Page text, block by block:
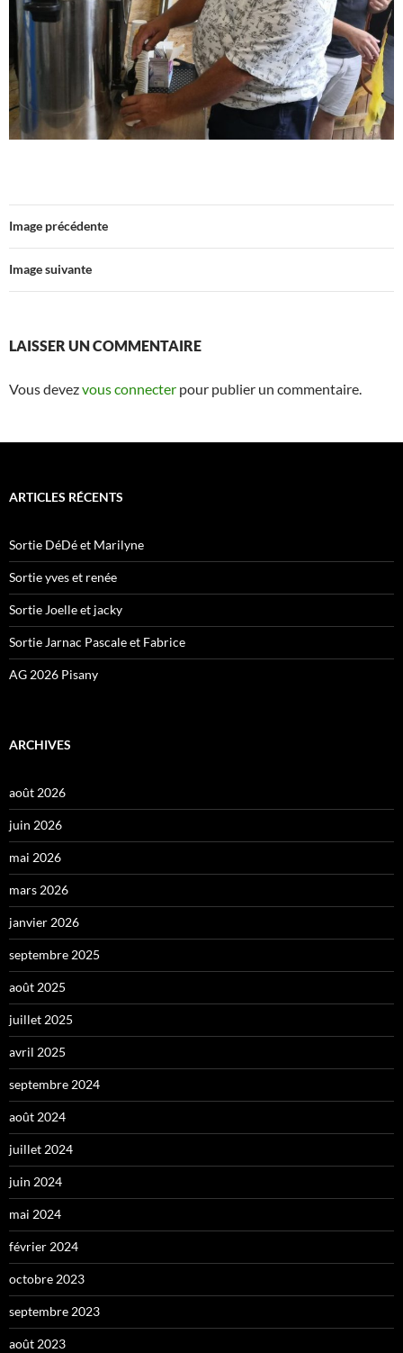
Image précédente
Image suivante
LAISSER UN COMMENTAIRE
Vous devezvous connecter pour publier un commentaire.
ARTICLES RÉCENTS
Sortie DéDé et Marilyne
Sortie yves et renée
Sortie Joelle et jacky
Sortie Jarnac Pascale et Fabrice
AG 2026 Pisany
ARCHIVES
août 2026
juin 2026
mai 2026
mars 2026
janvier 2026
septembre 2025
août 2025
juillet 2025
avril 2025
septembre 2024
août 2024
juillet 2024
juin 2024
mai 2024
février 2024
octobre 2023
septembre 2023
août 2023